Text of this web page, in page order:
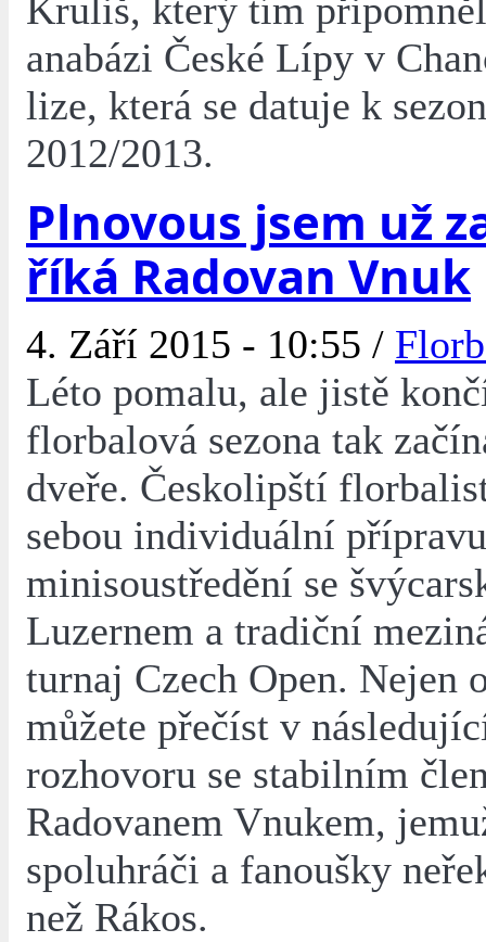
Kruliš, který tím
anabázi České Lípy v
lize, která se datuje k
2012/2013.
Plnovous jsem už
říká Radovan Vnuk
4. Září 2015 - 10:55 /
Léto pomalu, ale jistě
florbalová sezona tak
dveře. Českolipští
sebou individuální
minisoustředění se
Luzernem a tradiční
turnaj Czech Open. Nejen
můžete přečíst v
rozhovoru se stabilním
Radovanem Vnukem,
spoluhráči a fanoušky
než Rákos.